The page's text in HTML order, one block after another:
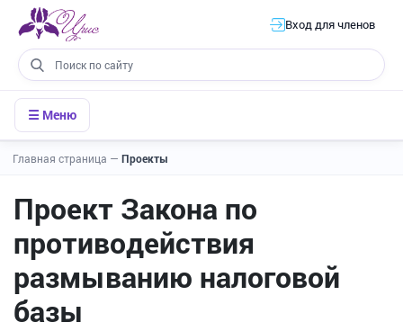
Вход для членов
☰ Меню
Главная страница — Проекты
Проект Закона по
противодействия
размыванию налоговой
базы